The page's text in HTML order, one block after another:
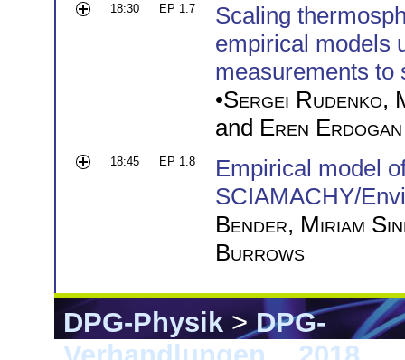
18:30 EP 1.7
Scaling
empirical models
measurements to
•Sergei Rudenko,
and Eren Erdogan
18:45 EP 1.8
Empirical model
SCIAMACHY/
Bender, Miriam
Burrows
DPG-Physik>DPG-